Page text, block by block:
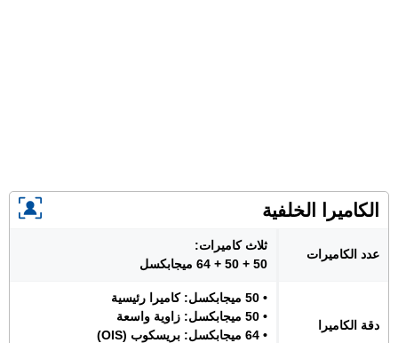
الكاميرا الخلفية
عدد الكاميرات
ثلاث كاميرات:
50 + 50 + 64 ميجابكسل
دقة الكاميرا
• 50 ميجابكسل: كاميرا رئيسية
• 50 ميجابكسل: زاوية واسعة
• 64 ميجابكسل: بريسكوب (OIS)